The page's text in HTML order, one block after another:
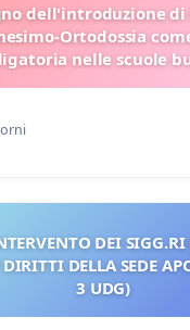
dell'introduzione di
Ortodossia
nelle scuole
DEI
DELLA SEDE
3 UDG)